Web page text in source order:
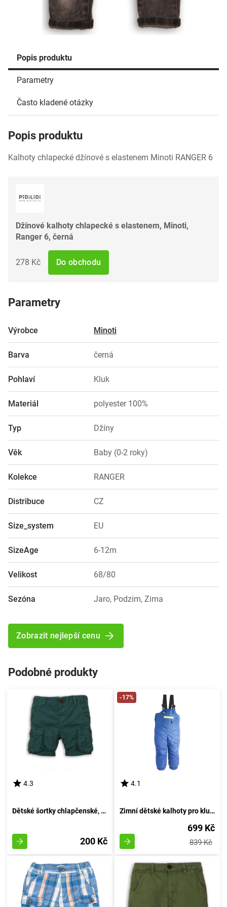
Popis produktu
Parametry
Často kladené otázky
Popis produktu
Kalhoty chlapecké džínové s elastenem Minoti RANGER 6
Džínové kalhoty chlapecké s elastenem, Minoti,
Ranger 6, černá
278 Kč Do obchodu
Parametry
Výrobce Minoti
Barva černá
Pohlaví Kluk
Materiál polyester 100%
Typ Džíny
Věk Baby (0-2 roky)
Kolekce RANGER
Distribuce CZ
Size_system EU
SizeAge 6-12m
Velikost 68/80
Sezóna Jaro, Podzim, Zima
Zobrazit nejlepší cenu
Podobné produkty
4.3
Dětské šortky chlapčenské, Minoti, DESERT 2, zelené - velikost 92/98 | pro věk 2-3 let
200 Kč
-17%
4.1
Zimní dětské kalhoty pro kluky, Pidilidi, PD1083-04, azurová - velikost 98 | 3 roky
699 Kč
839 Kč